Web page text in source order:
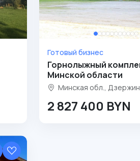
Готовый бизнес
Горнолыжный
Минской области
Минская обл.,
2 827 400 BYN